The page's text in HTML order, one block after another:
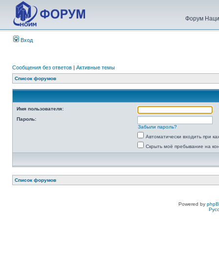
Форум
Вход
Сообщения без ответов | Активные темы
Список форумов
Имя пользователя:
Пароль:
Забыли пароль?
Автоматически входить при
Скрыть моё пребывание на
Список форумов
Powered by